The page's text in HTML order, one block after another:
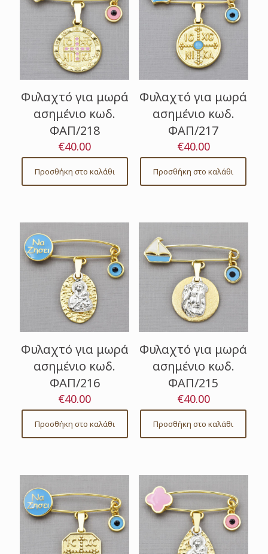
Φυλαχτό για μωρά
ασημένιο κωδ.
ΦΑΠ/218
€40.00
Προσθήκη στο καλάθι
Φυλαχτό για μωρά
ασημένιο κωδ.
ΦΑΠ/217
€40.00
Προσθήκη στο καλάθι
Φυλαχτό για μωρά
ασημένιο κωδ.
ΦΑΠ/216
€40.00
Προσθήκη στο καλάθι
Φυλαχτό για μωρά
ασημένιο κωδ.
ΦΑΠ/215
€40.00
Προσθήκη στο καλάθι